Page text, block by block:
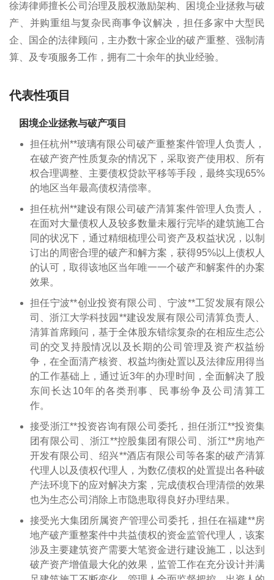
徐涛律师擅长公司治理及股权激励架构、困境企业拯救与破
产、并购重组与复杂民商事争议解决，担任多家中大型民
企、国企的法律顾问，主办数十家企业的破产重整、强制清
算、及专项服务工作，拥有二十余年的执业经验。
代表性项目
困境企业拯救与破产项目
担任杭州**玻璃有限公司破产重整案件管理人负责人，
在破产资产性质复杂的情况下，采取资产使用权、所有
权合理调整、主要债权贷款平移等手段，最终实现65%
的地区当年最高债权清偿率。
担任杭州**建设有限公司破产清算案件管理人负责人，
在面对大量债权人及较多数量未履行完毕的建筑施工合
同的状况下，通过精细梳理公司资产及权益状况，以制
订出的周密合理的破产和解方案，获得95%以上债权人
的认可，取得该地区当年唯一一个破产和解案件的办案
效果。
担任宁波**创业投资有限公司、宁波**工贸发展有限公
司、浙江大学科技园**建设发展有限公司清算负责人、
清算首席顾问，基于全体股东错综复杂的在相应生态公
司的交叉持股情况以及长期的公司管理及资产权益纷
争，在全面清产核资、权益均衡处置以及法律应用得当
的工作基础上，通过近3年的办理时间，全面解决了股
东间长达10年的各类刑事、民事纷争及公司清算工
作。
接受浙江**投资咨询有限公司委托，担任浙江**投资集
团有限公司、浙江**控股集团有限公司、浙江**房地产
开发有限公司、绍兴**酒店有限公司等各案的破产清算
代理人以及债权代理人，为数亿债权的处置提出各种破
产法环境下的应对解决方案，完成债权合理清偿的效果
也为生态公司消除上市隐患取得良好办理结果。
接受光大集团所属资产管理公司委托，担任在福建**房
地产破产重整案件中共益债权的资金监管代理人，该案
涉及主要建筑资产需要大笔资金进行建设施工，以达到
破产资产增值最大化的效果，监管工作在充分设计并满